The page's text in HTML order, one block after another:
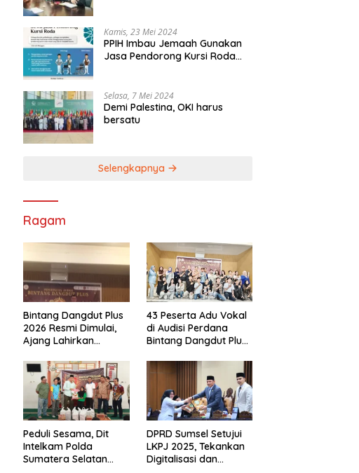
Kamis, 23 Mei 2024
PPIH Imbau Jemaah Gunakan
Jasa Pendorong Kursi Roda
Selasa, 7 Mei 2024
Demi Palestina, OKI harus
bersatu
Selengkapnya
Ragam
Bintang Dangdut Plus
2026 Resmi Dimulai,
Ajang Lahirkan
Berkualitas Sekaligus
Lestarikan Budaya
43 Peserta Adu Vokal
di Audisi Perdana
Bintang Dangdut Plus
Peduli Sesama, Dit
Intelkam Polda
Sumatera Selatan
DPRD Sumsel Setujui
LKPJ 2025, Tekankan
Digitalisasi dan